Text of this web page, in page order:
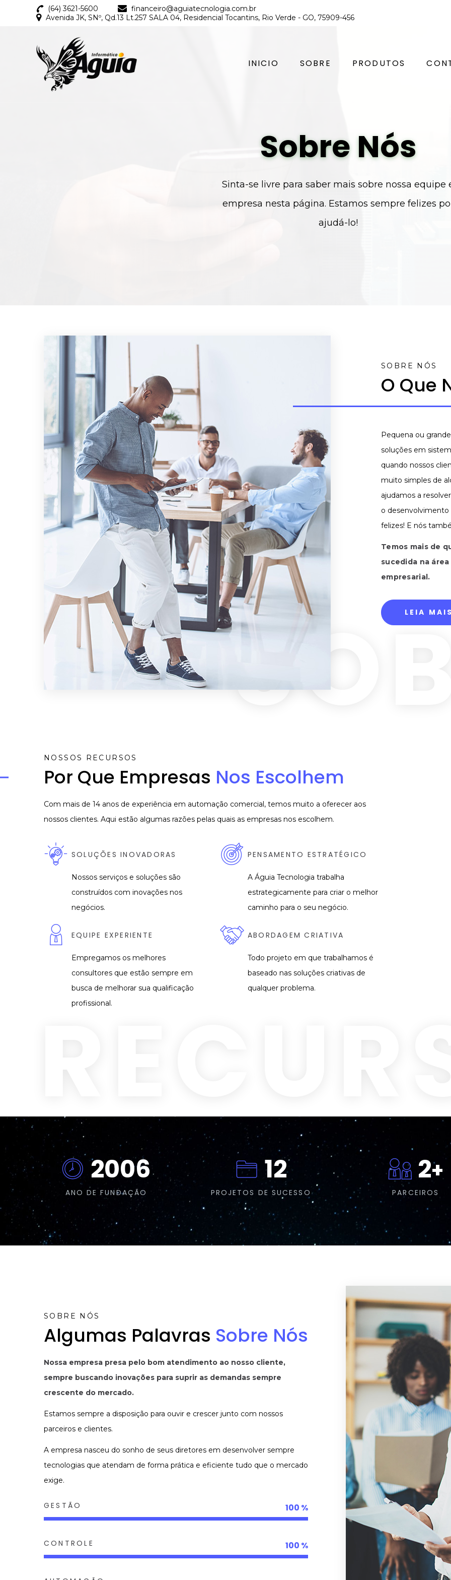
(64) 3621-5600
financeiro@aguiatecnologia.com.br
Avenida JK, SNº, Qd.13 Lt.257 SALA 04, Residencial Tocantins, Rio Verde - GO, 75909-456
INICIO SOBRE PRODUTOS
Sobre Nós
Sinta-se livre para saber mais sobre nossa equipe
empresa nesta página. Estamos sempre felizes
ajudá-lo!
SOBRE NÓS
O Que
Pequena ou
soluções em
quando nossos
muito simples de
ajudamos a
o desenvolvimento
felizes! E nós
Temos mais de
sucedida na
empresarial.
LEIA
NOSSOS RECURSOS
Por Que Empresas Nos Escolhem
Com mais de 14 anos de experiência em automação comercial, temos muito a oferecer aos
nossos clientes. Aqui estão algumas razões pelas quais as empresas nos escolhem.
SOLUÇÕES INOVADORAS
Nossos serviços e soluções são
construídos com inovações nos
negócios.
PENSAMENTO ESTRATÉGICO
A Águia Tecnologia trabalha
estrategicamente para criar o melhor
caminho para o seu negócio.
EQUIPE EXPERIENTE
Empregamos os melhores
consultores que estão sempre em
busca de melhorar sua qualificação
profissional.
ABORDAGEM CRIATIVA
Todo projeto em que trabalhamos é
baseado nas soluções criativas de
qualquer problema.
2006
ANO DE FUNDAÇÃO
12
PROJETOS DE SUCESSO
2+
PARCEIROS
SOBRE NÓS
Algumas Palavras Sobre Nós
Nossa empresa presa pelo bom atendimento ao nosso cliente,
sempre buscando inovações para suprir as demandas sempre
crescente do mercado.
Estamos sempre a disposição para ouvir e crescer junto com nossos
parceiros e clientes.
A empresa nasceu do sonho de seus diretores em desenvolver sempre
tecnologias que atendam de forma prática e eficiente tudo que o mercado
exige.
GESTÃO 100
CONTROLE 100